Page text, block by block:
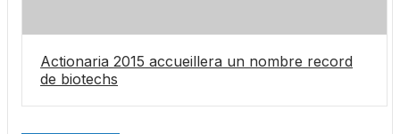
Actionaria 2015 accueillera un nombre record
de biotechs